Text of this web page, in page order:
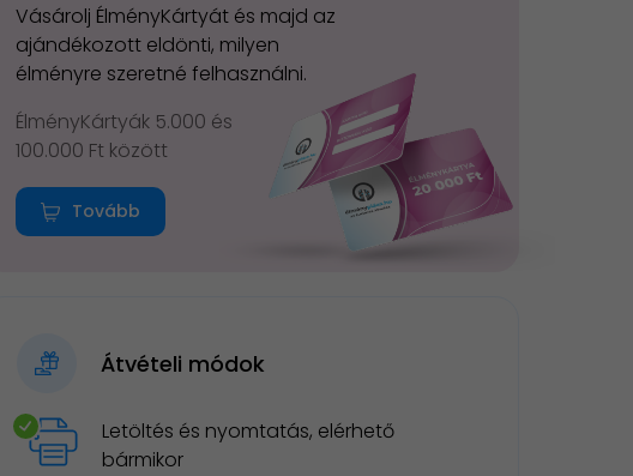
Vásárolj ÉlményKártyát és majd az
ajándékozott eldönti, milyen
élményre szeretné felhasználni.
ÉlményKártyák 5.000 és
100.000 Ft között
Tovább
Átvételi módok
Letöltés és nyomtatás, elérhető
bármikor